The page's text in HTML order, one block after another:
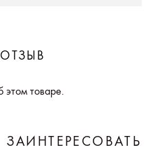
этом товаре.